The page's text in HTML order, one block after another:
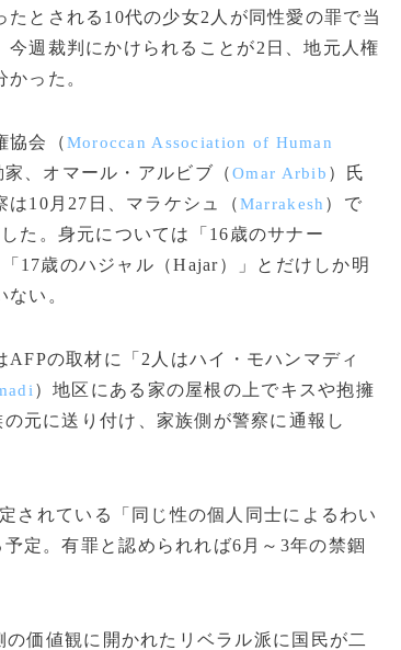
たとされる10代の少女2人が同性愛の罪で当
今週裁判にかけられることが2日、地元人権
かった。
協会（Moroccan Association of Human
家、オマール・アルビブ（Omar Arbib ）氏
は10月27日、マラケシュ（Marrakesh ）で
た。身元については「16歳のサナー
「17歳のハジャル（Hajar）」とだけしか明
ない。
の取材に「2人はハイ・モハンマディ
）地区にある家の屋根の上でキスや抱擁
元に送り付け、家族側が警察に通報し
されている「同じ性の個人同士によるわい
定。有罪と認められれば6月～3年の禁錮
価値観に開かれたリベラル派に国民が二